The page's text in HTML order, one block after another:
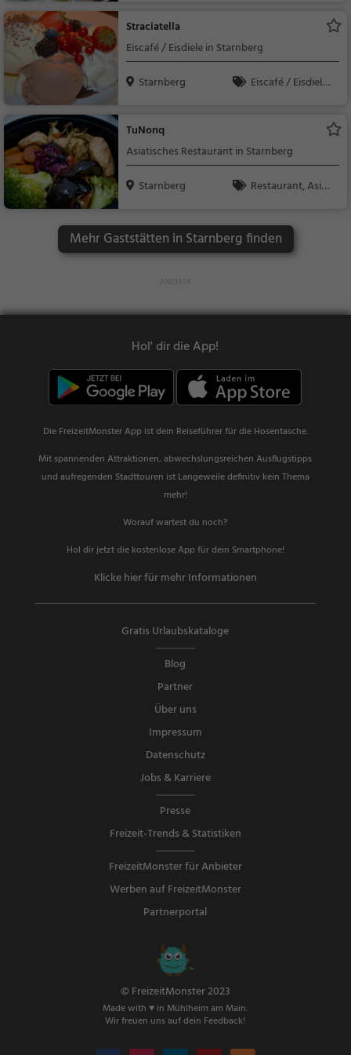
h, Mediterran
Straciatella
Eiscafé / Eisdiele in Starnberg
Starnberg
Eiscafé / Eisdiele,
TuNonq
Asiatisches Restaurant in Starnberg
Starnberg
Restaurant, Asiati
tagessen, Vegetarisc
h
Mehr Gaststätten in Starnberg finden
Hol' dir die App!
Die FreizeitMonster App ist dein Reiseführer für die Hosentasche.
Mit spannenden Attraktionen, abwechslungsreichen Ausflugstipps
und aufregenden Stadttouren ist Langeweile definitiv kein Thema
mehr!
Worauf wartest du noch?
Hol dir jetzt die kostenlose App für dein Smartphone!
Klicke hier für mehr Informationen
Gratis Urlaubskataloge
Blog
Partner
Über uns
Impressum
Datenschutz
Jobs & Karriere
Presse
Freizeit-Trends & Statistiken
FreizeitMonster für Anbieter
Werben auf FreizeitMonster
Partnerportal
© FreizeitMonster 2023
Made with ♥ in Mühlheim am Main.
Wir freuen uns auf dein Feedback!